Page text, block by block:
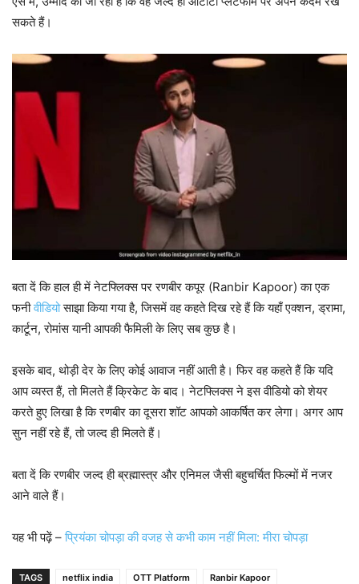
सकते हैं।
बता दें कि हाल ही में नेटफ्लिक्स पर रणबीर कपूर (Ranbir Kapoor) का एक
फनीवीडियोसाझा किया गया है, जिसमें वह कहते दिख रहे हैं कि यहाँ एक्शन, ड्रामा,
कार्टून, रोमांस यानी आपकी फैमिली के लिए सब कुछ है।
इसके बाद, थोड़ी देर के लिए कोई आवाज नहीं आती है। फिर वह कहते हैं कि यदि
आप व्यस्त हैं, तो मिलते हैं क्रिकेट के बाद। नेटफ्लिक्स ने इस वीडियो को शेयर
करते हुए लिखा है कि रणबीर का दूसरा शॉट आपको आकर्षित कर लेगा। अगर आप
सुन नहीं रहे हैं, तो जल्द ही मिलते हैं।
बता दें कि रणबीर जल्द ही ब्रह्मास्त्र और एनिमल जैसी बहुचर्चित फिल्मों में नजर
आने वाले हैं।
यह भी पढ़ें –प्रियंका चोपड़ा की वजह से कभी काम नहीं मिला: मीरा चोपड़ा
TAGS netflix india OTT Platform
Ranbir Kapoor